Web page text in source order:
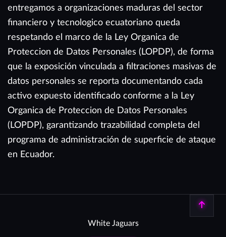
entregamos a organizaciones maduras del sector
financiero y tecnologico ecuatoriano queda
respetando el marco de la Ley Organica de
Proteccion de Datos Personales (LOPDP), de forma
que la exposición vinculada a filtraciones masivas de
datos personales se reporta documentando cada
activo expuesto identificado conforme a la Ley
Organica de Proteccion de Datos Personales
(LOPDP), garantizando trazabilidad completa del
programa de administración de superficie de ataque
en Ecuador.
White Jaguars